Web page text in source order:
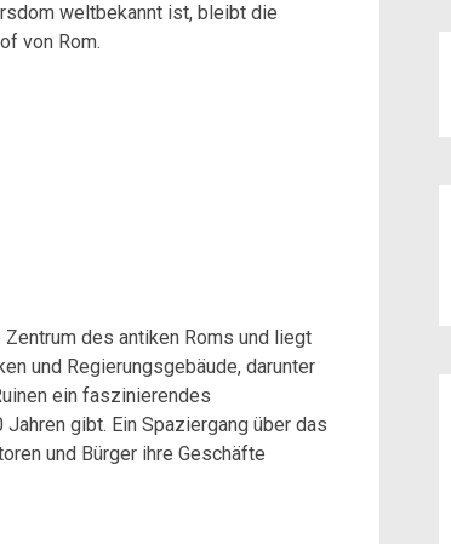
weltbekannt ist, bleibt die
von Rom.
des antiken Roms und liegt
und Regierungsgebäude, darunter
ein faszinierendes
gibt. Ein Spaziergang über das
und Bürger ihre Geschäfte